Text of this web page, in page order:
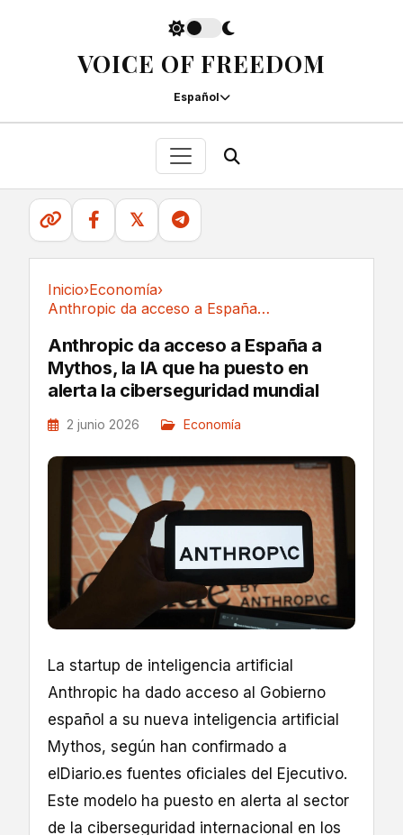
VOICE OF FREEDOM
Español
𝕏
Inicio›Economía›
Anthropic da acceso a España a Mythos, la IA...
Anthropic da acceso a España a
Mythos, la IA que ha puesto en
alerta la ciberseguridad mundial
2 junio 2026 Economía
La startup de inteligencia artificial
Anthropic ha dado acceso al Gobierno
español a su nueva inteligencia artificial
Mythos, según han confirmado a
elDiario.es fuentes oficiales del Ejecutivo.
Este modelo ha puesto en alerta al sector
de la ciberseguridad internacional en los